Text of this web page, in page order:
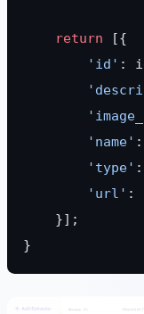
    return
[{
        'id'
:
        'name'
:
        'type'
:
        'url'
:
    }];
}